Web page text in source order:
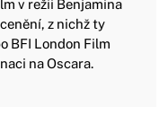
v režii Benjamina
z nichž ty
BFI London Film
na Oscara.